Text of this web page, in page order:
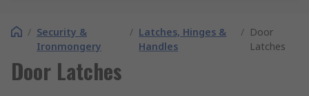
/ Security &
Ironmongery
/ Latches, Hinges &
Handles
/ Door
Latches
Door Latches